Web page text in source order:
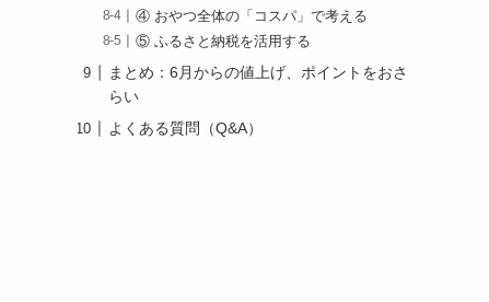
④ おやつ全体の「コスパ」で考える
⑤ ふるさと納税を活用する
まとめ：6月からの値上げ、ポイントをおさ
らい
よくある質問（Q&A）